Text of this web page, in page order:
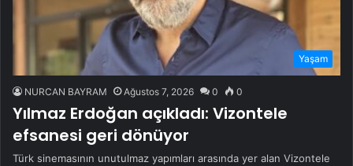
Yaşam
NURCAN BAYRAM Ağustos 7, 2026 0 0
Yılmaz Erdoğan açıkladı: Vizontele
efsanesi geri dönüyor
Türk sinemasının unutulmaz yapımları arasında yer alan Vizontele